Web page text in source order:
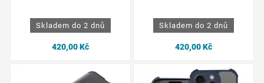
Skladem do 2 dnů
420,00 Kč
Skladem do 2 dnů
420,00 Kč